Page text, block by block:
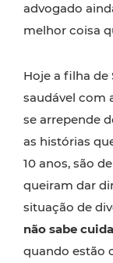
advogado
melhor coisa
Hoje a filha de
saudável com
se arrepende
as histórias
10 anos, são
queiram dar
situação de
não sabe
quando estão